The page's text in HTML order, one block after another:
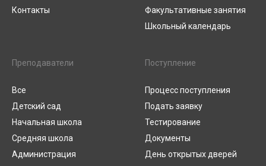
Контакты
Факультативные занятия
Школьный календарь
Преподаватели
Все
Детский сад
Начальная школа
Средняя школа
Администрация
Поступление
Процесс поступления
Подать заявку
Тестирование
Документы
День открытых дверей